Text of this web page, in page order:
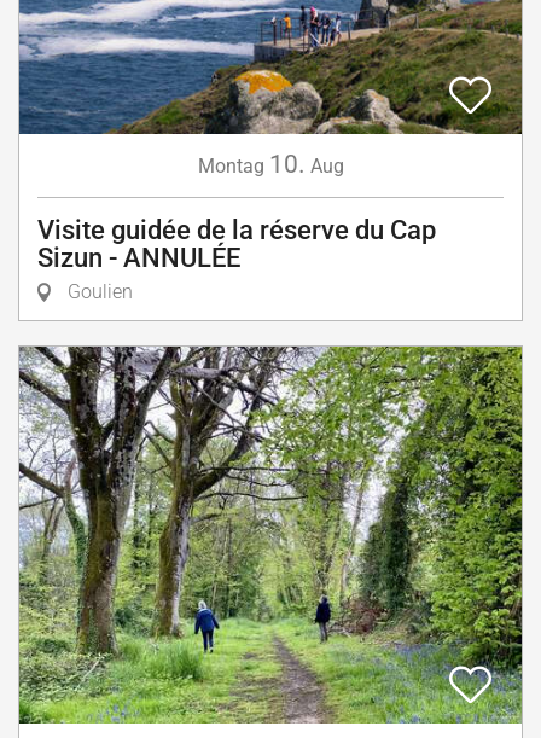
Montag 10. Aug
Visite guidée de la réserve du Cap
Sizun - ANNULÉE
Goulien